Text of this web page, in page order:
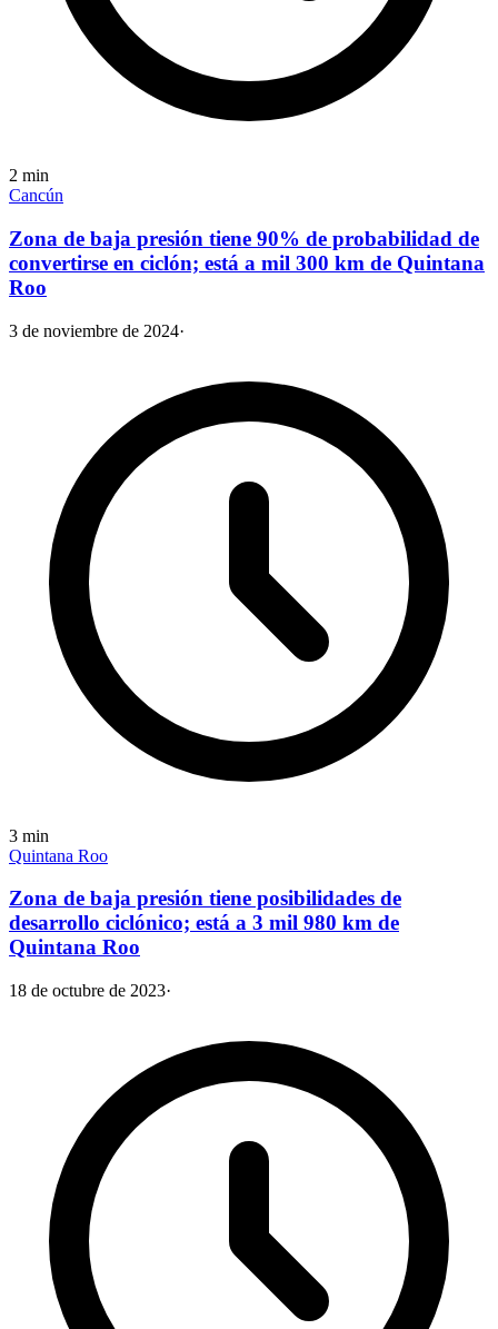
2 min
Cancún
Zona de baja presión tiene 90% de probabilidad de
convertirse en ciclón; está a mil 300 km de Quintana
Roo
3 de noviembre de 2024·
3 min
Quintana Roo
Zona de baja presión tiene posibilidades de
desarrollo ciclónico; está a 3 mil 980 km de
Quintana Roo
18 de octubre de 2023·